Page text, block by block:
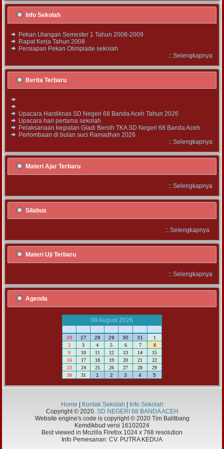
Info Sekolah
Pekan Ulangan Semester 1 Tahun 2008-2009
Rapat Kerja Tahun 2008
Persiapan Pekan Olimpiade sekolah
:: Selengkapnya
Berita Terbaru
Upacara Hardiknas SD Negeri 68 Banda Aceh Tahun 2026
Upacara hari pertama sekolah
Pelaksanaan kegiatan Gladi Bersih TKA SD Negeri 68 Banda Aceh
Perlombaan di bulan suci Ramadhan 2026
:: Selengkapnya
Materi Ajar Terbaru
:: Selengkapnya
Silabus
:: Selengkapnya
Materi Uji Terbaru
:: Selengkapnya
Agenda
08 August 2026
M
S S R K J S
26 27 28 29 30 31
1
2
3 4 5 6 7
8
9
10 11 12 13 14
15
16
17 18 19 20 21
22
23
24 25 26 27 28
29
30
31 1 2 3 4 5
Home Kontak Sekolah
Info Sekolah
Copyright © 2020. SD NEGERI 68 BANDA ACEH
Website engine's code is copyright © 2020 Tim Balitbang
Kemdikbud versi 16102024
Best viewed in Mozilla Firefox 1024 x 768 resolution
Info Pemesanan: CV. PUTRA KEDUA